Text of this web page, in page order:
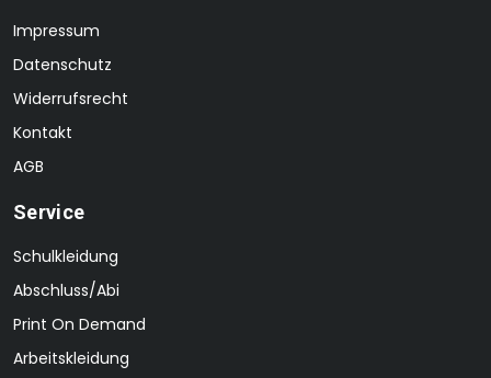
Impressum
Datenschutz
Widerrufsrecht
Kontakt
AGB
Service
Schulkleidung
Abschluss/Abi
Print On Demand
Arbeitskleidung